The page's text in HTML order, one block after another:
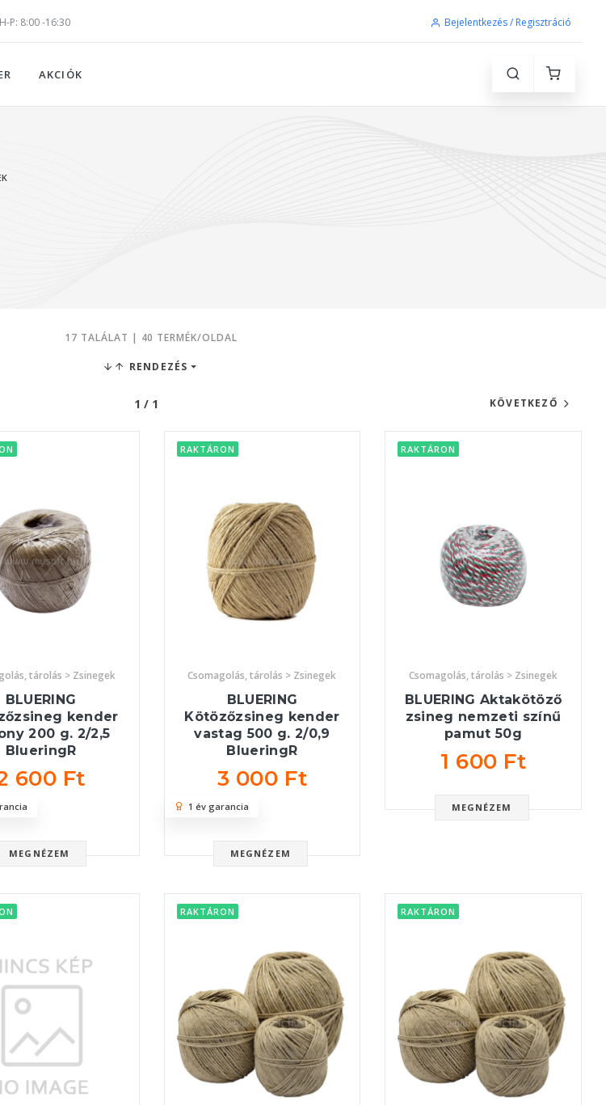
H-P: 8:00 -16:30 Bejelentkezés / Regisztráció
AKCIÓK
17 TALÁLAT | 40 TERMÉK/OLDAL
RENDEZÉS
1 / 1 KÖVETKEZŐ
tárolás > Zsinegek
BLUERING
kender
200 g. 2/2,5
BlueringR
600 Ft
MEGNÉZEM
RAKTÁRON
Csomagolás, tárolás > Zsinegek
BLUERING
Kötözőzsineg kender
vastag 500 g. 2/0,9
BlueringR
3 000 Ft
MEGNÉZEM
1 év garancia
RAKTÁRON
Csomagolás, tárolás > Zsinegek
BLUERING Aktakötöző
zsineg nemzeti színű
pamut 50g
1 600 Ft
MEGNÉZEM
RAKTÁRON RAKTÁRON